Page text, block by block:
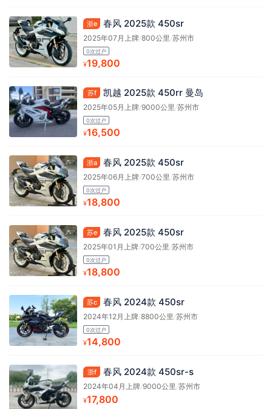
浙e 春风 2025款 450sr
2025年07月上牌/800公里 /苏州市
0次过户
¥19,800
苏f 凯越 2025款 450rr 曼岛
2025年05月上牌/9000公里/苏州市
0次过户
¥16,500
浙a 春风 2025款 450sr
2025年06月上牌/700公里/苏州市
0次过户
¥18,800
苏e 春风 2025款 450sr
2025年01月上牌/700公里/苏州市
0次过户
¥18,800
苏c 春风 2024款 450sr
2024年12月上牌/8800公里/苏州市
0次过户
¥14,800
浙f 春风 2024款 450sr-s
2024年04月上牌/9000公里/苏州市
¥17,800